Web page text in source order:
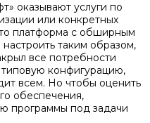
оказывают услуги по
или конкретных
платформа с обширным
таким образом,
все потребности
конфигурацию,
всем. Но чтобы оценить
обеспечения,
программы под задачи